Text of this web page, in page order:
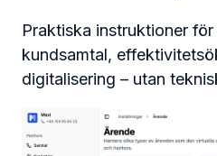
Praktiska instruktioner
kundsamtal,
digitalisering – utan